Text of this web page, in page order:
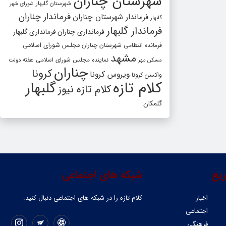
شهرستان گلبهار شورای شهر
گلبهار فرماندار شهرستان چناران فرماندار چناران
فرماندار گلبهار فرمانداری چنارانفرمانداری گلبهار
فرمانده انتظامی شهرستان چناران مجلس شورای اسلامی
مسکن مهر مشهد نماینده مجلس شورای اسلامی هفته دولت
واکسن کرونا ویروس کرونا چنارانکرونا
کلام تازهکلام تازه نیوزگلبهار
گلمکان
شبکه های اجتماعی
کلام تازه را در شبکه ‌های اجتماعی دنبال کنید.
اخبار
اجتماعی